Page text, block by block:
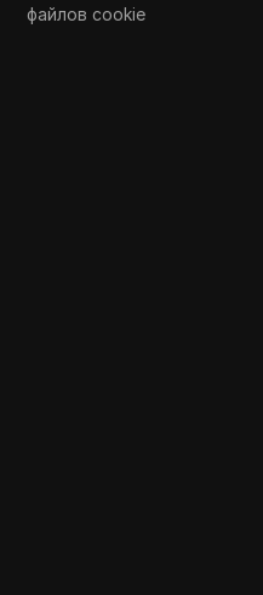
файлов cookie